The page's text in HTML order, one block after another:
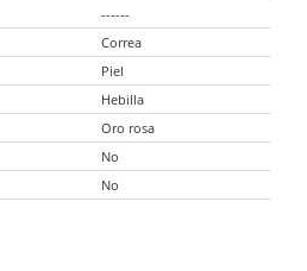
------
Correa
Piel
Hebilla
Oro rosa
No
No